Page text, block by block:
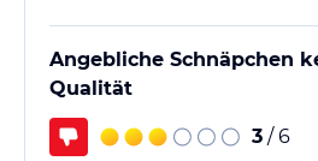
Angebliche Schnäpchen
Qualität
3 / 6